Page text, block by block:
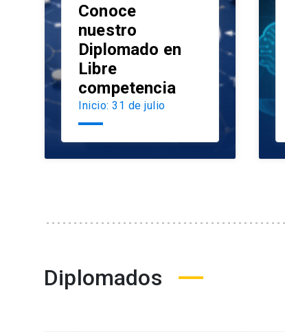
Conoce
nuestro
Diplomado en
Libre
competencia
Inicio: 31 de julio
Diplomados